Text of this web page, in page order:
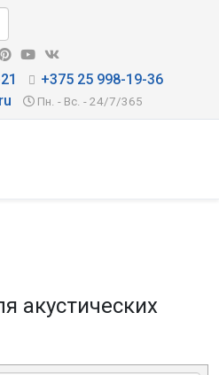
+375 25 998-19-36
Пн. - Вс. - 24/7/365
акустических